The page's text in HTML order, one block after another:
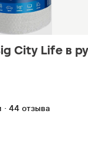
City Life в
44 отзыва